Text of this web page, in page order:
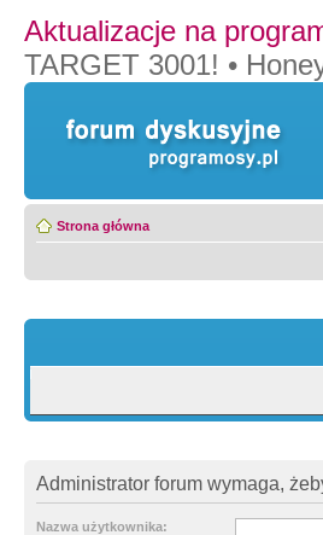
Aktualizacje na
TARGET 3001! •
Strona główna
Administrator forum wymaga,
Nazwa użytkownika: